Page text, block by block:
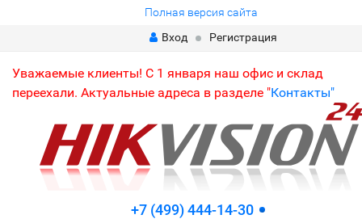
Полная версия сайта
Вход
Регистрация
Уважаемые клиенты! С 1 января наш офис и склад
переехали. Актуальные адреса в разделе "Контакты"
+7 (499) 444-14-30